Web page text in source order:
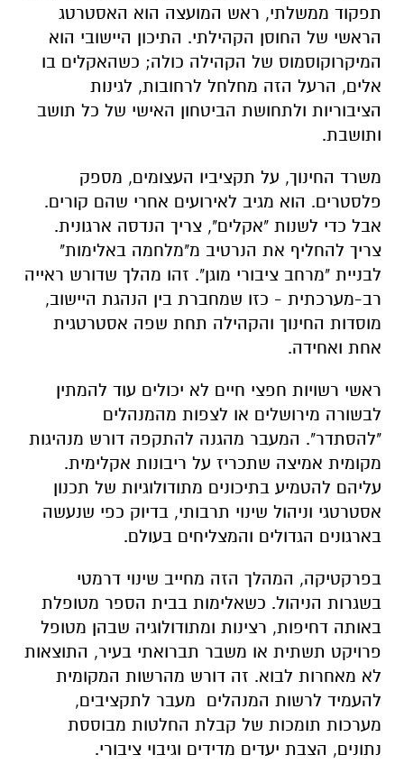
תפקוד ממשלתי, ראש המועצה הוא האסטרטג
הראשי של החוסן הקהילתי. התיכון היישובי הוא
המיקרוקוסמוס של הקהילה כולה; כשהאקלים בו
אלים, הרעל הזה מחלחל לרחובות, לגינות
הציבוריות ולתחושת הביטחון האישי של כל תושב
ותושבת.
משרד החינוך, על תקציביו העצומים, מספק
פלסטרים. הוא מגיב לאירועים אחרי שהם קורים.
אבל כדי לשנות "אקלים", צריך הנדסה ארגונית.
צריך להחליף את הנרטיב מ"מלחמה באלימות"
לבניית "מרחב ציבורי מוגן". זהו מהלך שדורש ראייה
רב-מערכתית - כזו שמחברת בין הנהגת היישוב,
מוסדות החינוך והקהילה תחת שפה אסטרטגית
אחת ואחידה.
ראשי רשויות חפצי חיים לא יכולים עוד להמתין
לבשורה מירושלים או לצפות מהמנהלים
"להסתדר". המעבר מהגנה להתקפה דורש מנהיגות
מקומית אמיצה שתכריז על ריבונות אקלימית.
עליהם להטמיע בתיכונים מתודולוגיות של תכנון
אסטרטגי וניהול שינוי תרבותי, בדיוק כפי שנעשה
בארגונים הגדולים והמצליחים בעולם.
בפרקטיקה, המהלך הזה מחייב שינוי דרמטי
בשגרות הניהול. כשאלימות בבית הספר מטופלת
באותה דחיפות, רצינות ומתודולוגיה שבהן מטופל
פרויקט תשתית או משבר תברואתי בעיר, התוצאות
לא מאחרות לבוא. זה דורש מהרשות המקומית
להעמיד לרשות המנהלים מעבר לתקציבים,
מערכות תומכות של קבלת החלטות מבוססת
נתונים, הצבת יעדים מדידים וגיבוי ציבורי.